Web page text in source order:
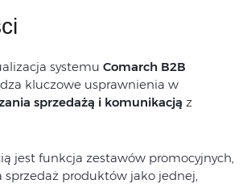
systemu Comarch B2B
kluczowe usprawnienia w
sprzedażą i komunikacją z
jest funkcja zestawów promocyjnych,
produktów jako jednej,